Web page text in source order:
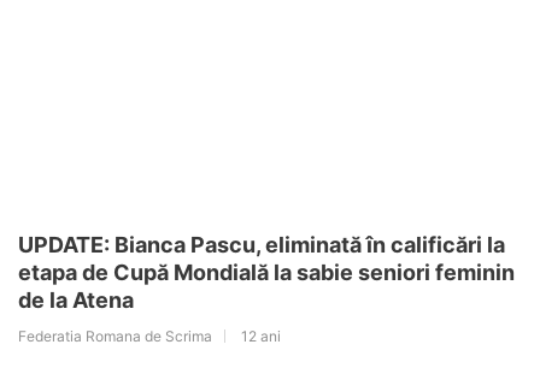
UPDATE: Bianca Pascu, eliminată în calificări la
etapa de Cupă Mondială la sabie seniori feminin
de la Atena
Federatia Romana de Scrima 12 ani